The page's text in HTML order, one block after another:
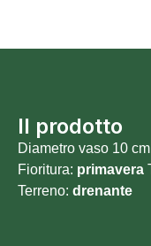
Il prodotto
Diametro vaso 10
Fioritura: primavera
Terreno: drenante